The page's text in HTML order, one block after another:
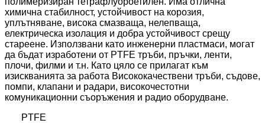
химична стабилност, устойчивост на корозия,
уплътняване, висока смазваща, нелепваща,
електрическа изолация и добра устойчивост срещу
стареене. Използвани като инженерни пластмаси, могат
да бъдат изработени от PTFE тръби, пръчки, ленти,
плочи, филми и т.н. Като цяло се прилагат към
изискванията за работа Висококачествени тръби, съдове,
помпи, клапани и радари, високочестотни
комуникационни съоръжения и радио оборудване.
PTFE